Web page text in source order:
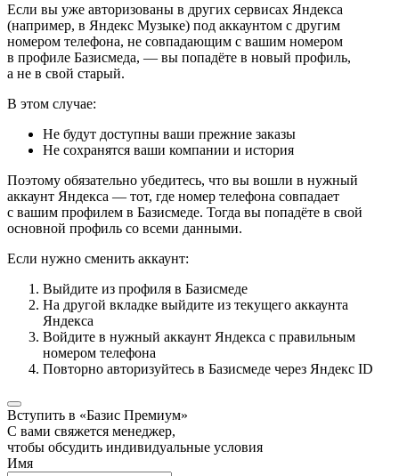
Если вы уже авторизованы в других сервисах Яндекса
(например, в Яндекс Музыке) под аккаунтом с другим
номером телефона, не совпадающим с вашим номером
в профиле Базисмеда, — вы попадёте в новый профиль,
а не в свой старый.
В этом случае:
Не будут доступны ваши прежние заказы
Не сохранятся ваши компании и история
Поэтому обязательно убедитесь, что вы вошли в нужный
аккаунт Яндекса — тот, где номер телефона совпадает
с вашим профилем в Базисмеде. Тогда вы попадёте в свой
основной профиль со всеми данными.
Если нужно сменить аккаунт:
Выйдите из профиля в Базисмеде
На другой вкладке выйдите из текущего аккаунта
Яндекса
Войдите в нужный аккаунт Яндекса с правильным
номером телефона
Повторно авторизуйтесь в Базисмеде через Яндекс ID
Вступить в «Базис Премиум»
С вами свяжется менеджер,
чтобы обсудить индивидуальные условия
Имя